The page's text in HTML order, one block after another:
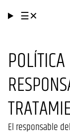
☰✕
El responsable